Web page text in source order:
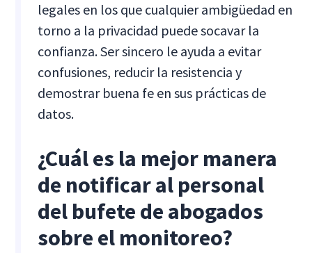
legales en los que cualquier ambigüedad en
torno a la privacidad puede socavar la
confianza. Ser sincero le ayuda a evitar
confusiones, reducir la resistencia y
demostrar buena fe en sus prácticas de
datos.
¿Cuál es la mejor manera
de notificar al personal
del bufete de abogados
sobre el monitoreo?